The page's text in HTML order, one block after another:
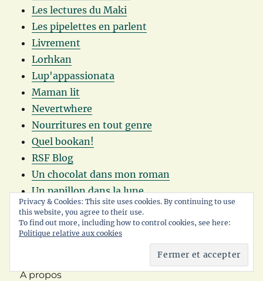
Les lectures du Maki
Les pipelettes en parlent
Livrement
Lorhkan
Lup'appassionata
Maman lit
Nevertwhere
Nourritures en tout genre
Quel bookan!
RSF Blog
Un chocolat dans mon roman
Un papillon dans la lune
A propos
Privacy & Cookies: This site uses cookies. By continuing to use
this website, you agree to their use.
To find out more, including how to control cookies, see here:
Politique relative aux cookies